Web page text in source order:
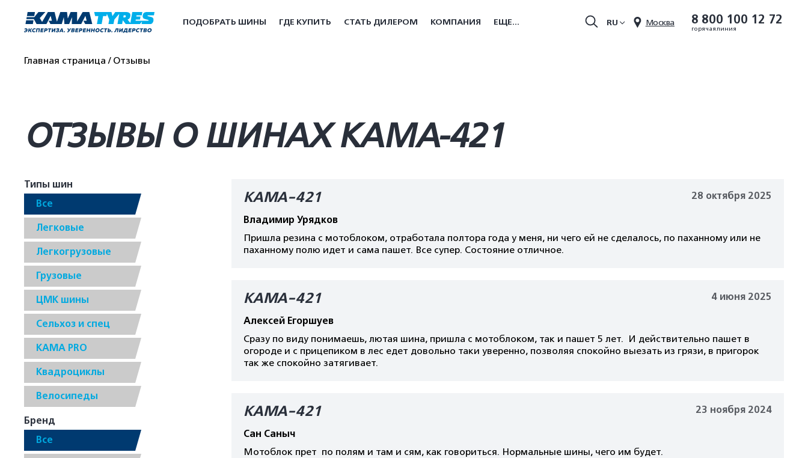
8 800 100 12 72
горячая линия
Москва
RU
ПОДОБРАТЬ ШИНЫ ГДЕ КУПИТЬ СТАТЬ ДИЛЕРОМ КОМПАНИЯ ЕЩЕ...
Главная страница Отзывы
ОТЗЫВЫ О ШИНАХ КАМА-421
Типы шин
Все
Легковые
Легкогрузовые
Грузовые
ЦМК шины
Сельхоз и спец
КАМА PRO
Квадроциклы
Велосипеды
Бренд
Все
КАМА-421
Владимир Урядков
28 октября 2025
Пришла резина с мотоблоком, отработала полтора года у меня, ни чего ей не сделалось, по паханному или не
паханному полю идет и сама пашет. Все супер. Состояние отличное.
КАМА-421
Алексей Егоршуев
4 июня 2025
Сразу по виду понимаешь, лютая шина, пришла с мотоблоком, так и пашет 5 лет. И действительно пашет в
огороде и с прицепиком в лес едет довольно таки уверенно, позволяя спокойно выезать из грязи, в пригорок
так же спокойно затягивает.
КАМА-421
Сан Саныч
23 ноября 2024
Мотоблок прет по полям и там и сям, как говориться. Нормальные шины, чего им будет.